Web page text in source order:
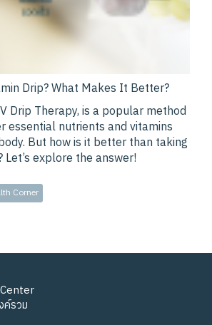
Drip? What Makes It Better?
Drip Therapy, is a popular method
essential nutrients and vitamins
But how is it better than taking
explore the answer!
Corner
รวม